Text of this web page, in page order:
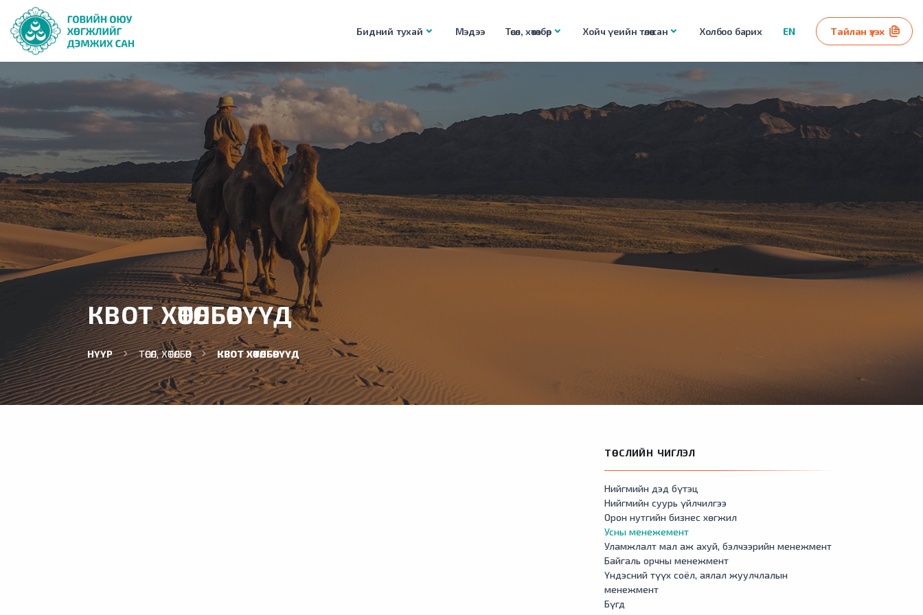
Бидний тухай Мэдээ Төсөл, хөтөлбөр Хойч үеийн төлөө сан Холбоо барих EN Тайлан үзэх
КВОТ ХӨТӨЛБӨРҮҮД
НҮҮР ТӨСӨЛ, ХӨТӨЛБӨР КВОТ ХӨТӨЛБӨРҮҮД
ТӨСЛИЙН ЧИГЛЭЛ
Нийгмийн дэд бүтэц
Нийгмийн суурь үйлчилгээ
Орон нутгийн бизнес хөгжил
Усны менежемент
Уламжлалт мал аж ахуй, бэлчээрийн менежмент
Байгаль орчны менежмент
Үндэсний түүх соёл, аялал жуулчлалын
менежмент
Бүгд